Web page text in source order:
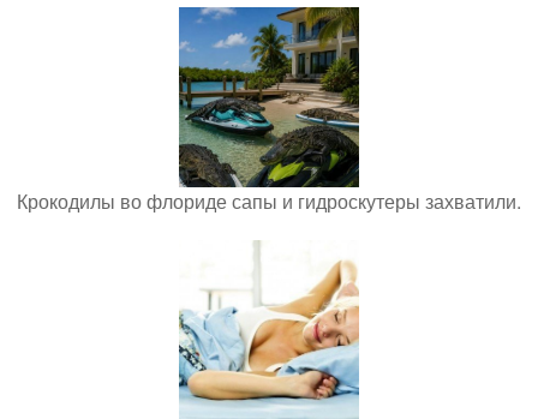
Крокодилы во флориде сапы и гидроскутеры захватили.